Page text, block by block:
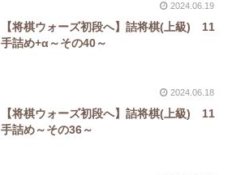
2024.06.19
【将棋ウォーズ初段へ】詰将棋(上級) 11
手詰め+α～その40～
2024.06.18
【将棋ウォーズ初段へ】詰将棋(上級) 11
手詰め～その36～